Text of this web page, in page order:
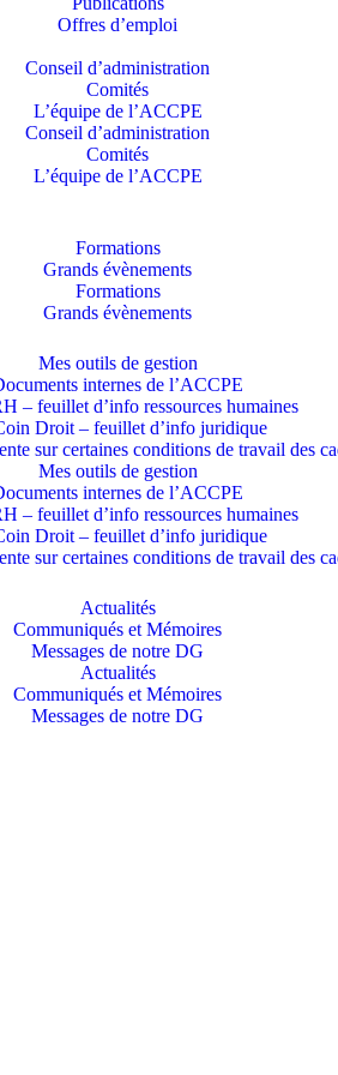
Offres d’emploi
Conseil d’administration
Comités
L’équipe de l’ACCPE
Conseil d’administration
Comités
L’équipe de l’ACCPE
Formations
Grands évènements
Formations
Grands évènements
Mes outils de gestion
internes de l’ACCPE
– feuillet d’info ressources humaines
Droit – feuillet d’info juridique
sur certaines conditions de travail des
Mes outils de gestion
internes de l’ACCPE
– feuillet d’info ressources humaines
Droit – feuillet d’info juridique
sur certaines conditions de travail des
Actualités
Communiqués et Mémoires
Messages de notre DG
Actualités
Communiqués et Mémoires
Messages de notre DG